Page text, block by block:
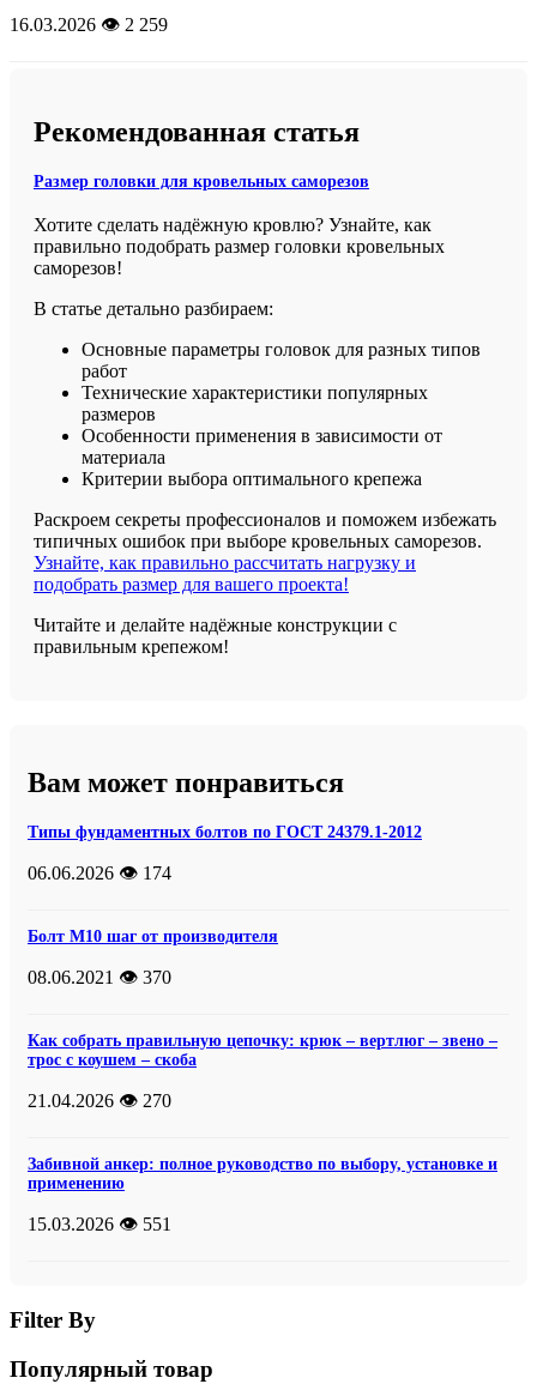
16.03.2026 👁️ 2 259
Рекомендованная статья
Размер головки для кровельных саморезов
Хотите сделать надёжную кровлю? Узнайте, как
правильно подобрать размер головки кровельных
саморезов!
В статье детально разбираем:
Основные параметры головок для разных типов
работ
Технические характеристики популярных
размеров
Особенности применения в зависимости от
материала
Критерии выбора оптимального крепежа
Раскроем секреты профессионалов и поможем избежать
типичных ошибок при выборе кровельных саморезов.
Узнайте, как правильно рассчитать нагрузку и
подобрать размер для вашего проекта!
Читайте и делайте надёжные конструкции с
правильным крепежом!
Вам может понравиться
Типы фундаментных болтов по ГОСТ 24379.1-2012
06.06.2026 👁️ 174
Болт М10 шаг от производителя
08.06.2021 👁️ 370
Как собрать правильную цепочку: крюк – вертлюг – звено –
трос с коушем – скоба
21.04.2026 👁️ 270
Забивной анкер: полное руководство по выбору, установке и
применению
15.03.2026 👁️ 551
Filter By
Популярный товар